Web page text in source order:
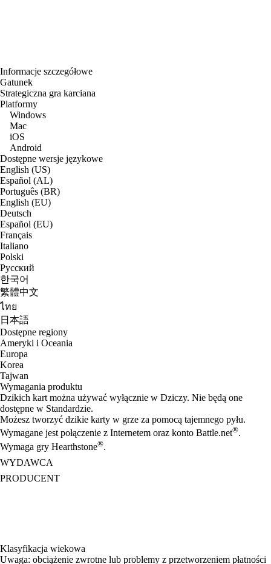
Informacje szczegółowe
Gatunek
Strategiczna gra karciana
Platformy
Windows
Mac
iOS
Android
Dostępne wersje językowe
English (US)
Español (AL)
Português (BR)
English (EU)
Deutsch
Español (EU)
Français
Italiano
Polski
Русский
한국어
繁體中文
ไทย
日本語
Dostępne regiony
Ameryki i Oceania
Europa
Korea
Tajwan
Wymagania produktu
Dzikich kart można używać wyłącznie w Dziczy. Nie będą one
dostępne w Standardzie.
Możesz tworzyć dzikie karty w grze za pomocą tajemnego pyłu.
Wymagane jest połączenie z Internetem oraz konto Battle.net®.
Wymaga gry Hearthstone®.
WYDAWCA
PRODUCENT
Klasyfikacja wiekowa
Uwaga: obciążenie zwrotne lub problemy z przetworzeniem płatności